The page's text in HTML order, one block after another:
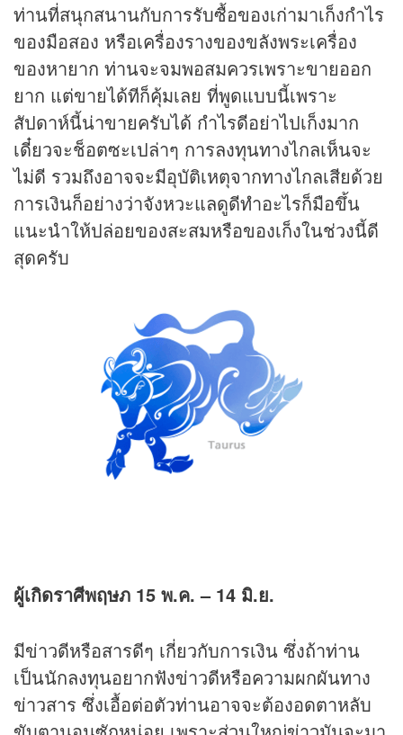
ท่านที่สนุกสนานกับการรับซื้อของเก่ามาเก็งกำไร
ของมือสอง หรือเครื่องรางของขลังพระเครื่อง
ของหายาก ท่านจะจมพอสมควรเพราะขายออก
ยาก แต่ขายได้ทีก็คุ้มเลย ที่พูดแบบนี้เพราะ
สัปดาห์นี้น่าขายครับได้ กำไรดีอย่าไปเก็งมาก
เดี๋ยวจะช็อตซะเปล่าๆ การลงทุนทางไกลเห็นจะ
ไม่ดี รวมถึงอาจจะมีอุบัติเหตุจากทางไกลเสียด้วย
การเงินก็อย่างว่าจังหวะแลดูดีทำอะไรก็มือขึ้น
แนะนำให้ปล่อยของสะสมหรือของเก็งในช่วงนี้ดี
สุดครับ
ผู้เกิดราศีพฤษภ 15 พ.ค. – 14 มิ.ย.
มีข่าวดีหรือสารดีๆ เกี่ยวกับการเงิน ซึ่งถ้าท่าน
เป็นนักลงทุนอยากฟังข่าวดีหรือความผกผันทาง
ข่าวสาร ซึ่งเอื้อต่อตัวท่านอาจจะต้องอดตาหลับ